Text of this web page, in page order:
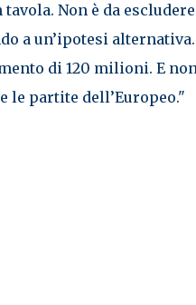
tavola. Non è da
a un’ipotesi
di 120 milioni. E
le partite dell’Europeo."